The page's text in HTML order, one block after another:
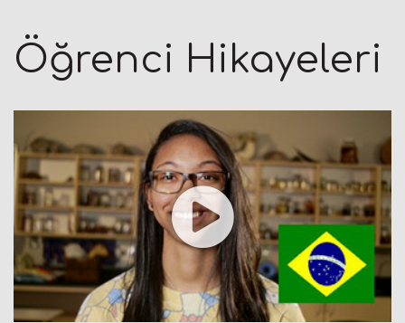
Öğrenci Hikayeleri